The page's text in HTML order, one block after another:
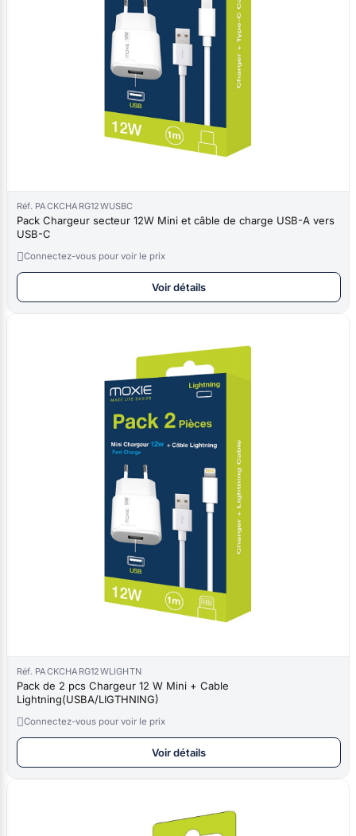
Réf. PACKCHARG12WUSBC
Pack Chargeur secteur 12W Mini et câble de charge USB-A vers
USB-C
Connectez-vous pour voir le prix
Voir détails
Réf. PACKCHARG12WLIGHTN
Pack de 2 pcs Chargeur 12 W Mini + Cable
Lightning(USBA/LIGTHNING)
Connectez-vous pour voir le prix
Voir détails